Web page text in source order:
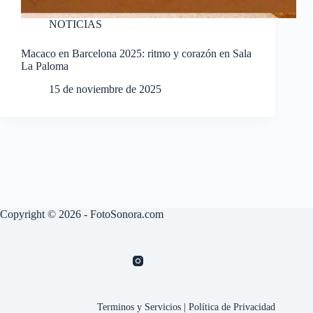
NOTICIAS
Macaco en Barcelona 2025: ritmo y corazón en Sala
La Paloma
15 de noviembre de 2025
Copyright © 2026 - FotoSonora.com
Terminos y Servicios |Política de Privacidad